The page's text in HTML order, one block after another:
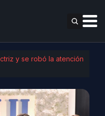
y se robó la atención